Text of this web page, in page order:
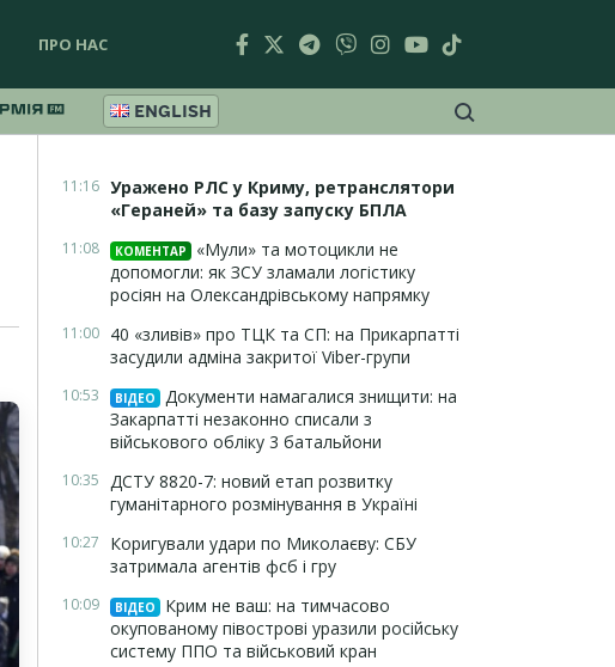
ПРО НАС
ENGLISH
11:16 Уражено РЛС у Криму, ретранслятори
«Гераней» та базу запуску БПЛА
11:08 КОМЕНТАР
«Мули» та мотоцикли не
допомогли: як ЗСУ зламали логістику
росіян на Олександрівському напрямку
11:00 40 «зливів» про ТЦК та СП: на Прикарпатті
засудили адміна закритої Viber-групи
10:53 ВІДЕО
Документи намагалися знищити: на
Закарпатті незаконно списали з
військового обліку 3 батальйони
10:35 ДСТУ 8820-7: новий етап розвитку
гуманітарного розмінування в Україні
10:27
Коригували удари по Миколаєву: СБУ
затримала агентів фсб і гру
10:09 ВІДЕО
Крим не ваш: на тимчасово
окупованому півострові уразили російську
систему ППО та військовий кран